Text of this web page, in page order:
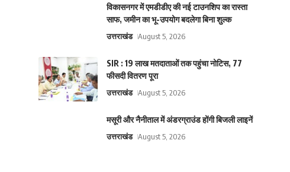
विकासनगर में एमडीडीए की नई टाउनशिप का रास्ता
साफ, जमीन का भू-उपयोग बदलेगा बिना शुल्क
उत्तराखंड August 5, 2026
SIR : 19 लाख मतदाताओं तक पहुंचा नोटिस, 77
फीसदी वितरण पूरा
उत्तराखंड August 5, 2026
मसूरी और नैनीताल में अंडरग्राउंड होंगी बिजली लाइनें
उत्तराखंड August 5, 2026